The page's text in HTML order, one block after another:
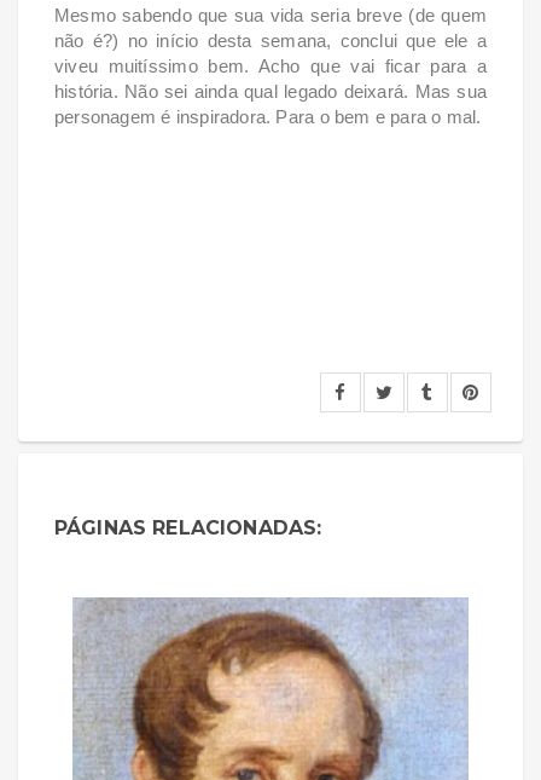
Mesmo sabendo que sua vida seria breve (de quem
não é?) no início desta semana, conclui que ele a
viveu muitíssimo bem. Acho que vai ficar para a
história. Não sei ainda qual legado deixará. Mas sua
personagem é inspiradora. Para o bem e para o mal.
PÁGINAS RELACIONADAS: